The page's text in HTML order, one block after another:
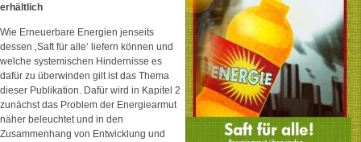
erhältlich
Wie Erneuerbare Energien jenseits
dessen ‚Saft für alle‘ liefern können und
welche systemischen Hindernisse es
dafür zu überwinden gilt ist das Thema
dieser Publikation. Dafür wird in Kapitel 2
zunächst das Problem der Energiearmut
näher beleuchtet und in den
Zusammenhang von Entwicklung und